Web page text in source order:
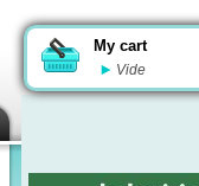
My cart
Vide